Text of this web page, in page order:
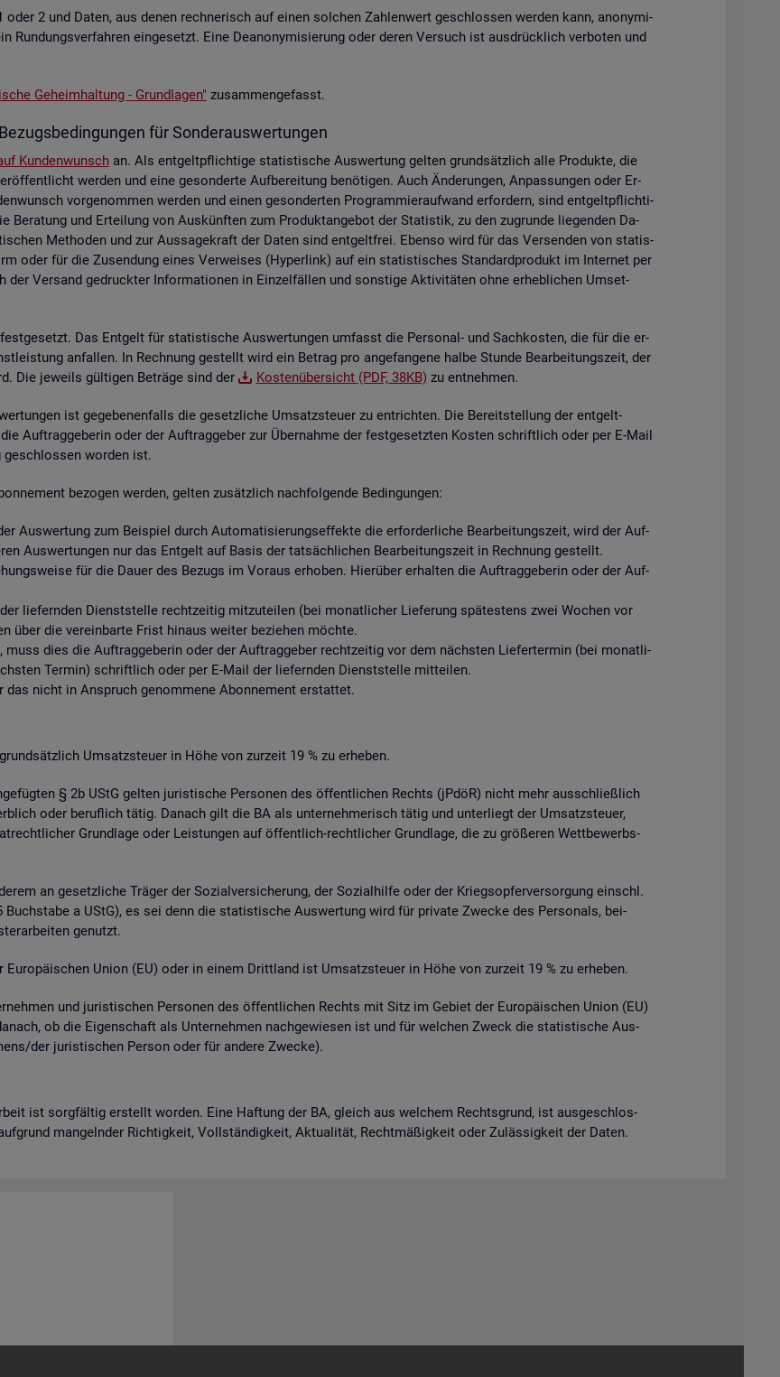
2 und Daten, aus denen rech­ne­risch auf einen sol­chen Zah­len­wert ge­schlos­sen wer­den kann, an­ony­mi­
Run­dungs­ver­fah­ren ein­ge­setzt. Eine De­an­ony­mi­sie­rung oder deren Ver­such ist aus­drück­lich ver­bo­ten und
Ge­heim­hal­tung - Grund­la­gen" zu­sam­men­ge­fasst.
für Son­der­aus­wer­tun­gen
Kun­den­wunschan. Als ent­gelt­pflich­ti­ge sta­tis­ti­sche Aus­wer­tung gel­ten grund­sätz­lich alle Pro­duk­te, die
wer­den und eine ge­son­der­te Auf­be­rei­tung be­nö­ti­gen. Auch Än­de­run­gen, An­pas­sun­gen oder Er­
vor­ge­nom­men wer­den und einen ge­son­der­ten Pro­gram­mier­auf­wand er­for­dern, sind ent­gelt­pflich­ti­
Be­ra­tung und Er­tei­lung von Aus­künf­ten zum Pro­dukt­an­ge­bot der Sta­tis­tik, zu den zu­grun­de lie­gen­den Da­
Me­tho­den und zur Aus­sa­ge­kraft der Daten sind ent­gelt­frei. Eben­so wird für das Ver­sen­den von sta­tis­
oder für die Zu­sen­dung eines Ver­wei­ses (Hy­per­link) auf ein sta­tis­ti­sches Stan­dard­pro­dukt im In­ter­net per
der Ver­sand ge­druck­ter In­for­ma­tio­nen in Ein­zel­fäl­len und sons­ti­ge Ak­ti­vi­tä­ten ohne er­heb­li­chen Um­set­
Das Ent­gelt für sta­tis­ti­sche Aus­wer­tun­gen um­fasst die Per­so­nal- und Sach­kos­ten, die für die er­
an­fal­len. In Rech­nung ge­stellt wird ein Be­trag pro an­ge­fan­ge­ne halbe Stun­de Be­ar­bei­tungs­zeit, der
Die je­weils gül­ti­gen Be­trä­ge sind der
Kos­ten­über­sicht (PDF, 38KB) zu ent­neh­men.
ist ge­ge­be­nen­falls die ge­setz­li­che Um­satz­steu­er zu ent­rich­ten. Die Be­reit­stel­lung der ent­gelt­
Auf­trag­ge­be­rin oder der Auf­trag­ge­ber zur Über­nah­me der fest­ge­setz­ten Kos­ten schrift­lich oder per E-Mail
wor­den ist.
be­zo­gen wer­den, gel­ten zu­sätz­lich nach­fol­gen­de Be­din­gun­gen:
Aus­wer­tung zum Bei­spiel durch Au­to­ma­ti­sie­rungs­ef­fek­te die er­for­der­li­che Be­ar­bei­tungs­zeit, wird der Auf­
Aus­wer­tun­gen nur das Ent­gelt auf Basis der tat­säch­li­chen Be­ar­bei­tungs­zeit in Rech­nung ge­stellt.
für die Dauer des Be­zugs im Vor­aus er­ho­ben. Hier­über er­hal­ten die Auf­trag­ge­be­rin oder der Auf­
lie­fern­den Dienst­stel­le recht­zei­tig mit­zu­tei­len (bei mo­nat­li­cher Lie­fe­rung spä­tes­tens zwei Wo­chen vor
über die ver­ein­bar­te Frist hin­aus wei­ter be­zie­hen möch­te.
muss dies die Auf­trag­ge­be­rin oder der Auf­trag­ge­ber recht­zei­tig vor dem nächs­ten Lie­fer­ter­min (bei mo­nat­li­
Ter­min) schrift­lich oder per E-Mail der lie­fern­den Dienst­stel­le mit­tei­len.
das nicht in An­spruch ge­nom­me­ne Abon­ne­ment er­stat­tet.
Um­satz­steu­er in Höhe von zur­zeit 19 % zu er­he­ben.
§ 2b UStG gel­ten ju­ris­ti­sche Per­so­nen des öf­fent­li­chen Rechts (jPdöR) nicht mehr aus­schlie­ß­lich
oder be­ruf­lich tätig. Da­nach gilt die BA als un­ter­neh­me­risch tätig und un­ter­liegt der Um­satz­steu­er,
Grund­la­ge oder Leis­tun­gen auf öf­fent­lich-recht­li­cher Grund­la­ge, die zu grö­ße­ren Wett­be­werbs­
an ge­setz­li­che Trä­ger der So­zi­al­ver­si­che­rung, der So­zi­al­hil­fe oder der Kriegs­op­fer­ver­sor­gung einschl.
a UStG), es sei denn die sta­tis­ti­sche Aus­wer­tung wird für pri­va­te Zwe­cke des Per­so­nals, bei­
ge­nutzt.
Union (EU) oder in einem Dritt­land ist Um­satz­steu­er in Höhe von zur­zeit 19 % zu er­he­ben.
und ju­ris­ti­schen Per­so­nen des öf­fent­li­chen Rechts mit Sitz im Ge­biet der Eu­ro­päi­schen Union (EU)
ob die Ei­gen­schaft als Un­ter­neh­men nach­ge­wie­sen ist und für wel­chen Zweck die sta­tis­ti­sche Aus­
der ju­ris­ti­schen Per­son oder für an­de­re Zwe­cke).
ist sorg­fäl­tig er­stellt wor­den. Eine Haf­tung der BA, gleich aus wel­chem Rechts­grund, ist aus­ge­schlos­
man­geln­der Rich­tig­keit, Voll­stän­dig­keit, Ak­tua­li­tät, Recht­mä­ßig­keit oder Zu­läs­sig­keit der Daten.